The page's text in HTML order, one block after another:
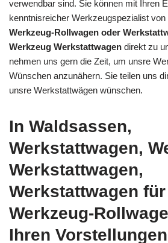
verwendbar sind. Sie können mit Ihren
kenntnisreicher Werkzeugspezialist von
Werkzeug-Rollwagen oder
Werkzeug Werkstattwagen direkt zu
nehmen uns gern die Zeit, um unsre
Wünschen anzunähern. Sie teilen uns
unsre Werkstattwägen wünschen.
In Waldsassen,
Werkstattwagen,
Werkstattwagen,
Werkstattwagen
Werkzeug-
Ihren